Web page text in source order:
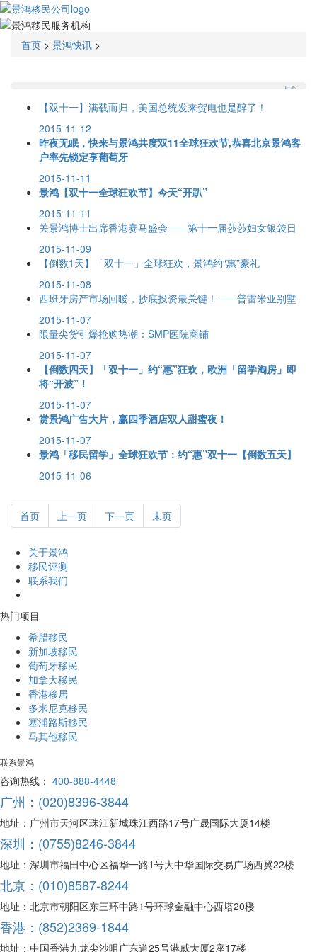
首页 > 景鸿快讯 >
【双十一】满载而归，美国总统发来贺电也是醉了！
2015-11-12
昨夜无眠，快来与景鸿共度双11全球狂欢节,恭喜北京景鸿客
户率先锁定享葡萄牙
2015-11-11
景鸿【双十一全球狂欢节】今天“开趴”
2015-11-11
关景鸿博士出席香港赛马盛会——第十一届莎莎妇女银袋日
2015-11-09
【倒数1天】「双十一」全球狂欢，景鸿约“惠”豪礼
2015-11-08
西班牙房产市场回暖，抄底投资最关键！——普雷米亚别墅
2015-11-07
限量尖货引爆抢购热潮：SMP医院商铺
2015-11-07
【倒数四天】「双十一」约“惠”狂欢，欧洲「留学淘房」即
将“开波”！
2015-11-07
赏景鸿广告大片，赢四季酒店双人甜蜜夜！
2015-11-07
景鸿「移民留学」全球狂欢节：约“惠”双十一【倒数五天】
2015-11-06
首页 上一页 下一页 末页
关于景鸿
移民评测
联系我们
热门项目
希腊移民
新加坡移民
葡萄牙移民
加拿大移民
香港移居
多米尼克移民
塞浦路斯移民
马其他移民
联系景鸿
咨询热线： 400-888-4448
广州：(020)8396-3844
地址：广州市天河区珠江新城珠江西路17号广晟国际大厦14楼
深圳：(0755)8246-3844
地址：深圳市福田中心区福华一路1号大中华国际交易广场西翼22楼
北京：(010)8587-8244
地址：北京市朝阳区东三环中路1号环球金融中心西塔20楼
香港：(852)2369-1844
地址：中国香港九龙尖沙咀广东道25号港威大厦2座17楼